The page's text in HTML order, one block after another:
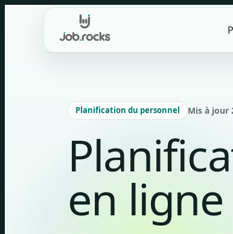
Planification du personnel Mis à jour
en ligne